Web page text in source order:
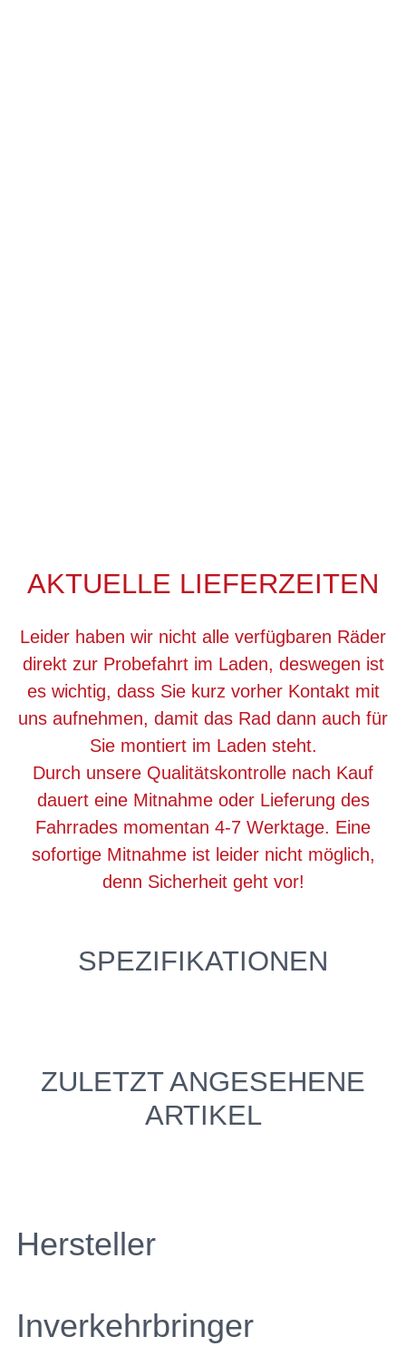
AKTUELLE LIEFERZEITEN
Leider haben wir nicht alle verfügbaren Räder
direkt zur Probefahrt im Laden, deswegen ist
es wichtig, dass Sie kurz vorher Kontakt mit
uns aufnehmen, damit das Rad dann auch für
Sie montiert im Laden steht.
Durch unsere Qualitätskontrolle nach Kauf
dauert eine Mitnahme oder Lieferung des
Fahrrades momentan 4-7 Werktage. Eine
sofortige Mitnahme ist leider nicht möglich,
denn Sicherheit geht vor!
SPEZIFIKATIONEN
ZULETZT ANGESEHENE
ARTIKEL
Hersteller
Inverkehrbringer